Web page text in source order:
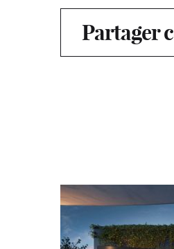
Partager